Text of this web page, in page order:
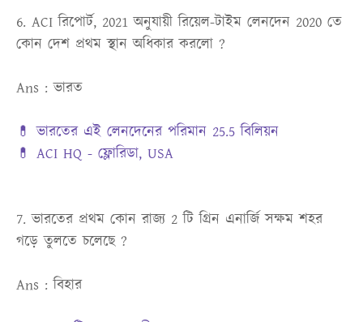
6. ACI রিপোর্ট, 2021 অনুযায়ী রিয়েল-টাইম লেনদেন 2020 তে
কোন দেশ প্রথম স্থান অধিকার করলো ?
Ans : ভারত
💊 ভারতের এই লেনদেনের পরিমান 25.5 বিলিয়ন
💊 ACI HQ - ফ্লোরিডা, USA
7. ভারতের প্রথম কোন রাজ্য 2 টি গ্রিন এনার্জি সক্ষম শহর
গড়ে তুলতে চলেছে ?
Ans : বিহার